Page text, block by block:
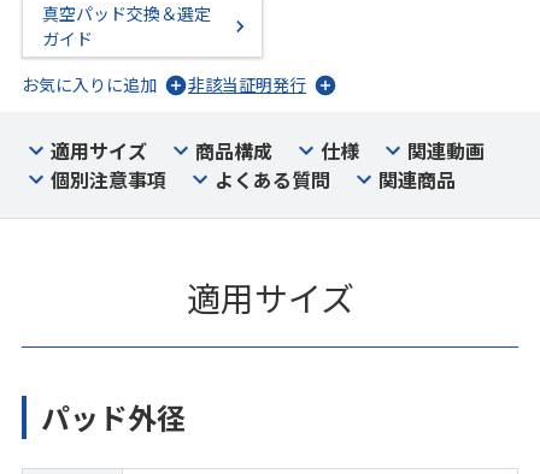
真空パッド交換＆選定
ガイド
お気に入りに追加
非該当証明発行
適用サイズ 商品構成 仕様
関連動画
個別注意事項
よくある質問 関連商品
適用サイズ
パッド外径